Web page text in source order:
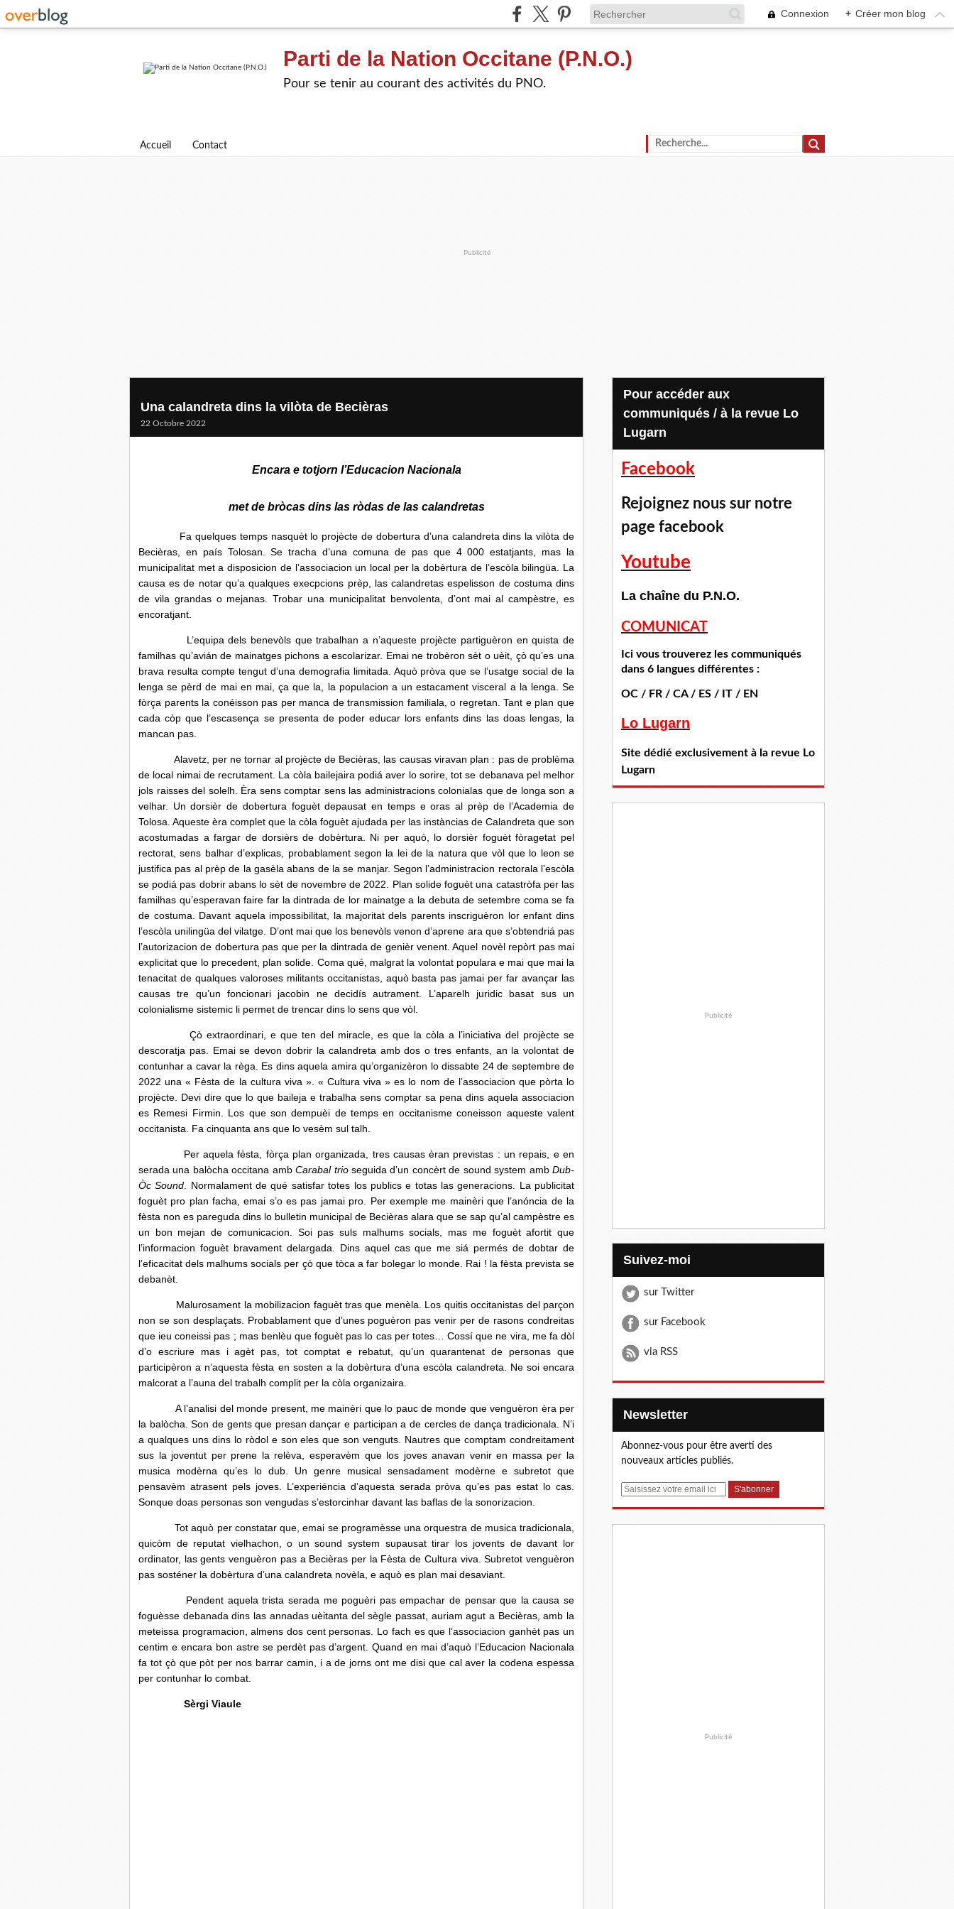
Connexion + Créer mon blog
Parti de la Nation Occitane (P.N.O.)
Pour se tenir au courant des activités du PNO.
Accueil Contact
Publicité
Una calandreta dins la vilòta de Becièras
22 Octobre 2022
Encara e totjorn l’Educacion Nacionala
met de bròcas dins las ròdas de las calandretas
Fa quelques temps nasquèt lo projècte de dobertura d’una calandreta dins la vilòta de
Becièras, en país Tolosan. Se tracha d’una comuna de pas que 4 000 estatjants, mas la
municipalitat met a disposicion de l’associacion un local per la dobèrtura de l’escòla bilingüa. La
causa es de notar qu’a qualques execpcions prèp, las calandretas espelisson de costuma dins
de vila grandas o mejanas. Trobar una municipalitat benvolenta, d’ont mai al campèstre, es
encoratjant.
L’equipa dels benevòls que trabalhan a n’aqueste projècte partiguèron en quista de
familhas qu’avián de mainatges pichons a escolarizar. Emai ne trobèron sèt o uèit, çò qu’es una
brava resulta compte tengut d’una demografia limitada. Aquò pròva que se l’usatge social de la
lenga se pèrd de mai en mai, ça que la, la populacion a un estacament visceral a la lenga. Se
fòrça parents la conéisson pas per manca de transmission familiala, o regretan. Tant e plan que
cada còp que l’escasença se presenta de poder educar lors enfants dins las doas lengas, la
mancan pas.
Alavetz, per ne tornar al projècte de Becièras, las causas viravan plan : pas de problèma
de local nimai de recrutament. La còla bailejaira podiá aver lo sorire, tot se debanava pel melhor
jols raisses del solelh. Èra sens comptar sens las administracions colonialas que de longa son a
velhar. Un dorsièr de dobertura foguèt depausat en temps e oras al prèp de l’Academia de
Tolosa. Aqueste èra complet que la còla foguèt ajudada per las instàncias de Calandreta que son
acostumadas a fargar de dorsièrs de dobèrtura. Ni per aquò, lo dorsièr foguèt fòragetat pel
rectorat, sens balhar d’explicas, probablament segon la lei de la natura que vòl que lo leon se
justifica pas al prèp de la gasèla abans de la se manjar. Segon l’administracion rectorala l’escòla
se podiá pas dobrir abans lo sèt de novembre de 2022. Plan solide foguèt una catastròfa per las
familhas qu’esperavan faire far la dintrada de lor mainatge a la debuta de setembre coma se fa
de costuma. Davant aquela impossibilitat, la majoritat dels parents inscriguèron lor enfant dins
l’escòla unilingüa del vilatge. D’ont mai que los benevòls venon d’aprene ara que s’obtendriá pas
l’autorizacion de dobertura pas que per la dintrada de genièr venent. Aquel novèl repòrt pas mai
explicitat que lo precedent, plan solide. Coma qué, malgrat la volontat populara e mai que mai la
tenacitat de qualques valoroses militants occitanistas, aquò basta pas jamai per far avançar las
causas tre qu’un foncionari jacobin ne decidís autrament. L’aparelh juridic basat sus un
colonialisme sistemic li permet de trencar dins lo sens que vòl.
Çò extraordinari, e que ten del miracle, es que la còla a l’iniciativa del projècte se
descoratja pas. Emai se devon dobrir la calandreta amb dos o tres enfants, an la volontat de
contunhar a cavar la règa. Es dins aquela amira qu’organizèron lo dissabte 24 de septembre de
2022 una « Fèsta de la cultura viva ». « Cultura viva » es lo nom de l’associacion que pòrta lo
projècte. Devi dire que lo que baileja e trabalha sens comptar sa pena dins aquela associacion
es Remesi Firmin. Los que son dempuèi de temps en occitanisme coneisson aqueste valent
occitanista. Fa cinquanta ans que lo vesèm sul talh.
Per aquela fèsta, fòrça plan organizada, tres causas èran previstas : un repais, e en
serada una balòcha occitana ambCarabal trioseguida d’un concèrt de sound system ambDub-
Òc Sound. Normalament de qué satisfar totes los publics e totas las generacions. La publicitat
foguèt pro plan facha, emai s’o es pas jamai pro. Per exemple me mainèri que l’anóncia de la
fèsta non es pareguda dins lo bulletin municipal de Becièras alara que se sap qu’al campèstre es
un bon mejan de comunicacion. Soi pas suls malhums socials, mas me foguèt afortit que
l’informacion foguèt bravament delargada. Dins aquel cas que me siá permés de dobtar de
l’eficacitat dels malhums socials per çò que tòca a far bolegar lo monde. Rai ! la fèsta prevista se
debanèt.
Malurosament la mobilizacion faguèt tras que menèla. Los quitis occitanistas del parçon
non se son desplaçats. Probablament que d’unes poguèron pas venir per de rasons condreitas
que ieu coneissi pas ; mas benlèu que foguèt pas lo cas per totes… Cossí que ne vira, me fa dòl
d’o escriure mas i agèt pas, tot comptat e rebatut, qu’un quarantenat de personas que
participèron a n’aquesta fèsta en sosten a la dobèrtura d’una escòla calandreta. Ne soi encara
malcorat a l’auna del trabalh complit per la còla organizaira.
A l’analisi del monde present, me mainèri que lo pauc de monde que venguèron èra per
la balòcha. Son de gents que presan dançar e participan a de cercles de dança tradicionala. N’i
a qualques uns dins lo ròdol e son eles que son venguts. Nautres que comptam condreitament
sus la joventut per prene la relèva, esperavèm que los joves anavan venir en massa per la
musica modèrna qu’es lo dub. Un genre musical sensadament modèrne e subretot que
pensavèm atrasent pels joves. L’experiéncia d’aquesta serada pròva qu’es pas estat lo cas.
Sonque doas personas son vengudas s’estorcinhar davant las baflas de la sonorizacion.
Tot aquò per constatar que, emai se programèsse una orquestra de musica tradicionala,
quicòm de reputat vielhachon, o un sound system supausat tirar los jovents de davant lor
ordinator, las gents venguèron pas a Becièras per la Fèsta de Cultura viva. Subretot venguèron
pas sosténer la dobèrtura d’una calandreta novèla, e aquò es plan mai desaviant.
Pendent aquela trista serada me poguèri pas empachar de pensar que la causa se
foguèsse debanada dins las annadas uèitanta del sègle passat, auriam agut a Becièras, amb la
meteissa programacion, almens dos cent personas. Lo fach es que l’associacion ganhèt pas un
centim e encara bon astre se perdèt pas d’argent. Quand en mai d’aquò l’Educacion Nacionala
fa tot çò que pòt per nos barrar camin, i a de jorns ont me disi que cal aver la codena espessa
per contunhar lo combat.
Sèrgi Viaule
Pour accéder aux
communiqués / à la revue Lo
Lugarn
Facebook
Rejoignez nous sur notre
page facebook
Youtube
La chaîne du P.N.O.
COMUNICAT
Ici vous trouverez les communiqués
dans 6 langues différentes :
OC / FR / CA / ES / IT / EN
Lo Lugarn
Site dédié exclusivement à la revue Lo
Lugarn
Publicité
Suivez-moi
sur Twitter
sur Facebook
via RSS
Newsletter
Abonnez-vous pour être averti des
nouveaux articles publiés.
E
Publicité